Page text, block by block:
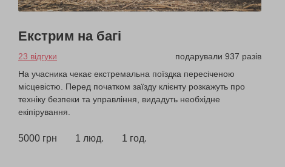
Екстрим на багі
23 відгуки
подарували 937 разів
На учасника чекає екстремальна поїздка пересіченою
місцевістю. Перед початком заїзду клієнту розкажуть про
техніку безпеки та управління, видадуть необхідне
екіпірування.
5000 грн 1 люд. 1 год.